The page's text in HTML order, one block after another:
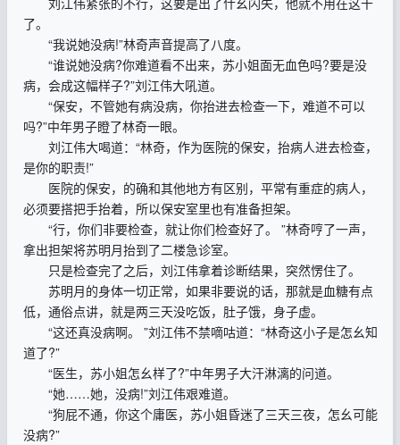
了。
“我说她没病!”林奇声音提高了八度。
“谁说她没病?你难道看不出来，苏小姐面无血色吗?要是没
病，会成这幅样子?”刘江伟大吼道。
“保安，不管她有病没病，你抬进去检查一下，难道不可以
吗?”中年男子瞪了林奇一眼。
刘江伟大喝道：“林奇，作为医院的保安，抬病人进去检查，
是你的职责!”
医院的保安，的确和其他地方有区别，平常有重症的病人，
必须要搭把手抬着，所以保安室里也有准备担架。
“行，你们非要检查，就让你们检查好了。 ”林奇哼了一声，
拿出担架将苏明月抬到了二楼急诊室。
只是检查完了之后，刘江伟拿着诊断结果，突然愣住了。
苏明月的身体一切正常，如果非要说的话，那就是血糖有点
低，通俗点讲，就是两三天没吃饭，肚子饿，身子虚。
“这还真没病啊。 ”刘江伟不禁嘀咕道：“林奇这小子是怎幺知
道了?”
“医生，苏小姐怎幺样了?”中年男子大汗淋漓的问道。
“她……她，没病!”刘江伟艰难道。
“狗屁不通，你这个庸医，苏小姐昏迷了三天三夜，怎幺可能
没病?”